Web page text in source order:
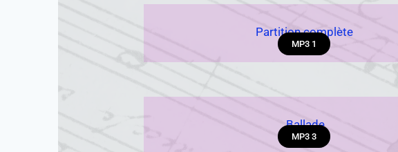
Partition complète
MP3 1
Ballade
MP3 3